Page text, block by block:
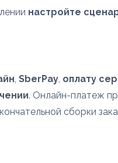
настройте
, SberPay, оплату
. Онлайн-платеж
сборки